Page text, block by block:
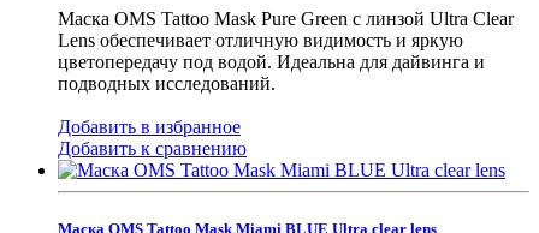
Маска OMS Tattoo Mask Pure Green с линзой Ultra Clear
Lens обеспечивает отличную видимость и яркую
цветопередачу под водой. Идеальна для дайвинга и
подводных исследований.
Добавить в избранное
Добавить к сравнению
Маска OMS Tattoo Mask Miami BLUE Ultra clear lens